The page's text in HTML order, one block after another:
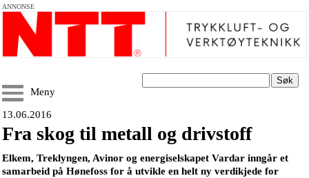
ANNONSE
Søk
Meny
13.06.2016
Fra skog til metall og drivstoff
Elkem, Treklyngen, Avinor og energiselskapet Vardar inngår et
samarbeid på Hønefoss for å utvikle en helt ny verdikjede for